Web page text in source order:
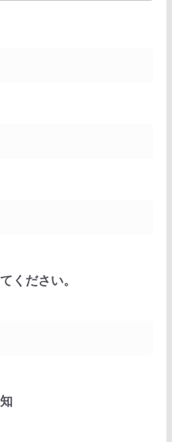
ください。